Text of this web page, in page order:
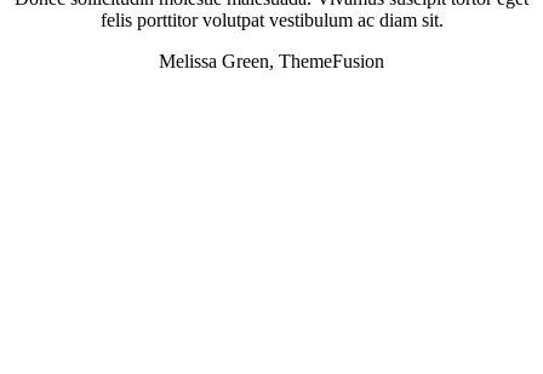
felis porttitor volutpat vestibulum ac diam sit.
Melissa Green, ThemeFusion